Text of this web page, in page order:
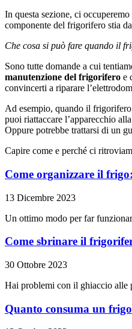
In questa sezione, ci
componente del frigorifero stia
Che cosa si può fare quando il
Sono tutte domande a cui
manutenzione del frigorifero e
convincerti a riparare
Ad esempio, quando il frigorifero
puoi riattaccare l’apparecchio
Oppure potrebbe trattarsi di un
Capire come e perché ci
Come organizzare il
13 Dicembre 2023
Un ottimo modo per far
Come sbrinare il
30 Ottobre 2023
Hai problemi con il ghiaccio alle
Quanto consuma un